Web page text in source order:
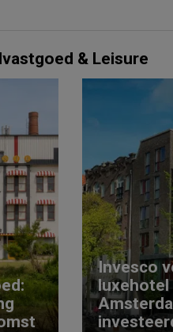
& Leisure
Invesco
luxehotel